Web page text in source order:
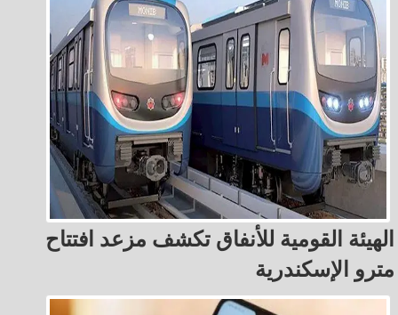
الهيئة القومية للأنفاق تكشف مزعد افتتاح
مترو الإسكندرية